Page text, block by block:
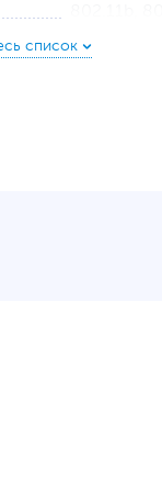
ч, а новый
GPS